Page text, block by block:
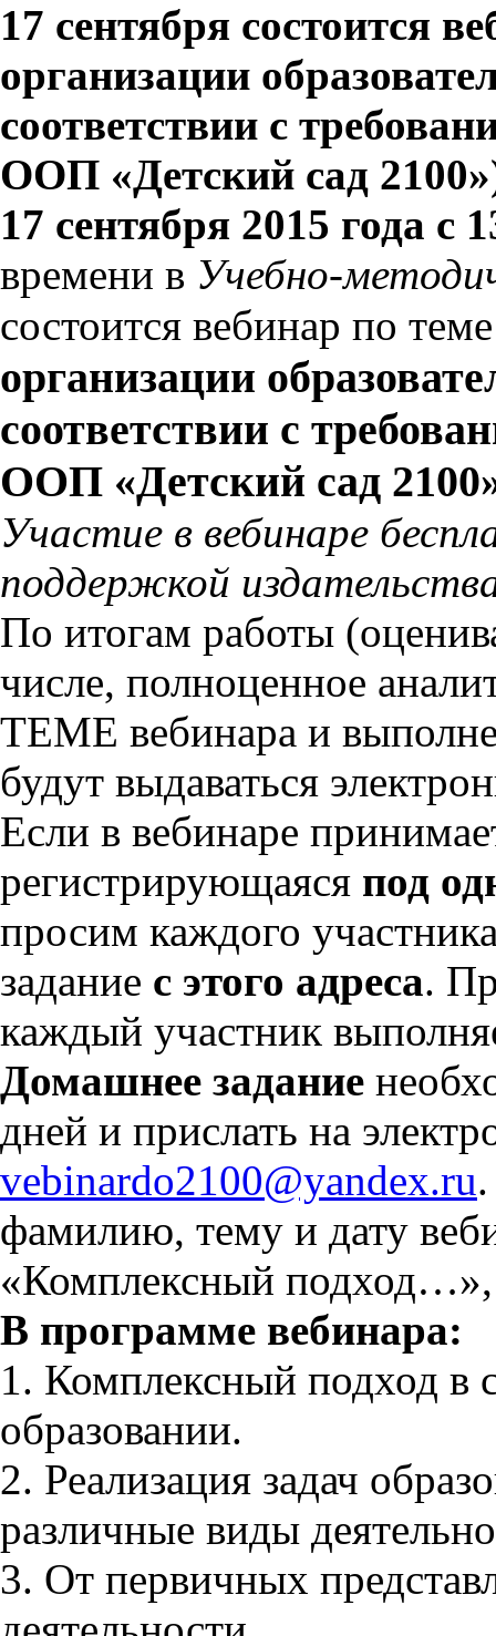
17 сентября состоится
организации
соответствии с
ООП «Детский сад
17 сентября 2015 года с
времени в Учебно-
состоится вебинар по
организации
соответствии с
ООП «Детский сад
Участие в вебинаре
поддержкой
По итогам работы
числе, полноценное
ТЕМЕ вебинара и
будут выдаваться
Если в вебинаре
регистрирующаяся под
просим каждого
задание с этого адреса.
каждый участник
Домашнее задание
дней и прислать на
vebinardо2100@yandex.ru
фамилию, тему и дату
«Комплексный
В программе вебинара:
1. Комплексный подход в
образовании.
2. Реализация задач
различные виды
3. От первичных